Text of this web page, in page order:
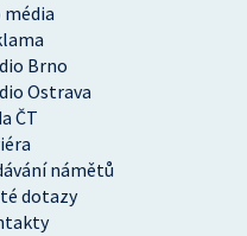
média
Brno
Ostrava
ČT
námětů
dotazy